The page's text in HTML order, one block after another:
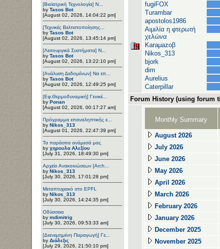
[Βιοϊατρική Τεχνολογία] Ν...
by Tasos Bot
[August 02, 2026, 14:04:22 pm]
[Τεχνικές Βελτιστοποίησης...
by Tasos Bot
[August 02, 2026, 13:45:14 pm]
[Λειτουργικά Συστήματα] Ν...
by Tasos Bot
[August 02, 2026, 13:22:10 pm]
[Ανάλυση Δεδομένων] Να επ...
by Tasos Bot
[August 02, 2026, 12:49:25 pm]
[Εφ.Θερμοδυναμική] Γενικέ...
by Ponan
[August 02, 2026, 00:17:27 am]
Πρόγραμμα επαναληπτικής ε...
by Nikos_313
[August 01, 2026, 22:47:39 pm]
Τα παράσιτα ανάμεσά μας
by χηρουλα Αλεξίου
[July 31, 2026, 18:49:30 pm]
Αρχείο Ανακοινώσεων [Arch...
by Nikos_313
[July 30, 2026, 17:01:28 pm]
Μεταπτυχιακό στο EPFL
by Nikos_313
[July 30, 2026, 14:24:35 pm]
Οδύσσεια
by mdimitrig
[July 30, 2026, 09:53:33 am]
[Διανεμημένη Παραγωγή] Γε...
by Διάλεξις
[July 29, 2026, 21:50:10 pm]
fugiFOX
Turambar
apostolos1986
Αιμιλία η φτερωτή
χελώνα
Karaμazoβ
Nikos_313
bjork
dim
Aurelius
Caterpillar
Forum History (using forum
Monthly Summary
August 2026
July 2026
June 2026
May 2026
April 2026
March 2026
February 2026
January 2026
December 2025
November 2025